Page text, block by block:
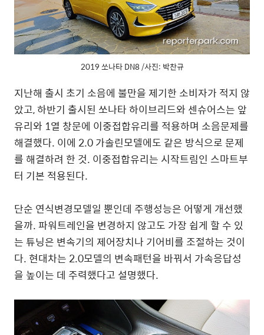
2019 쏘나타 DN8 /사진: 박찬규
지난해 출시 초기 소음에 불만을 제기한 소비자가 적지 않
았고, 하반기 출시된 쏘나타 하이브리드와 센슈어스는 앞
유리와 1열 창문에 이중접합유리를 적용하며 소음문제를
해결했다. 이에 2.0 가솔린모델에도 같은 방식으로 문제
를 해결하려 한 것. 이중접합유리는 시작트림인 스마트부
터 기본 적용된다.
단순 연식변경모델일 뿐인데 주행성능은 어떻게 개선했
을까. 파워트레인을 변경하지 않고도 가장 쉽게 할 수 있
는 튜닝은 변속기의 제어장치나 기어비를 조절하는 것이
다. 현대차는 2.0모델의 변속패턴을 바꿔서 가속응답성
을 높이는 데 주력했다고 설명했다.